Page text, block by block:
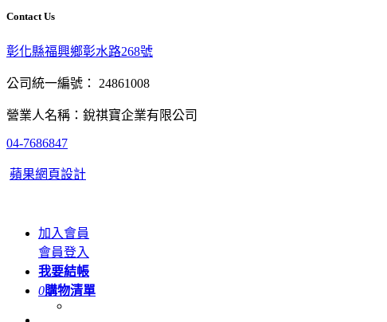
Contact Us
彰化縣福興鄉彰水路268號
公司統一編號： 24861008
營業人名稱：銳祺寶企業有限公司
04-7686847
蘋果網頁設計
加入會員
會員登入
我要結帳
0購物清單